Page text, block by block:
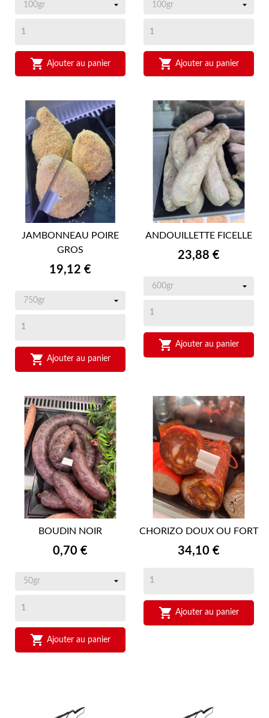
 Ajouter au panier  Ajouter au panier
JAMBONNEAU POIRE
GROS
Prix
19,12 €
 Ajouter au panier
ANDOUILLETTE FICELLE
Prix
23,88 €
 Ajouter au panier
BOUDIN NOIR
Prix
0,70 €
 Ajouter au panier
CHORIZO DOUX OU FORT
Prix
34,10 €
 Ajouter au panier